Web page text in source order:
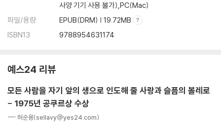
사양 기기 사용 불가),PC(Mac)
파일/용량
EPUB(DRM) | 19.72MB
ISBN13
9788954631174
예스24 리뷰
모든 사람을 자기 앞의 생으로 인도해 줄 사랑과 슬픔의 볼레로
- 1975년 공쿠르상 수상
--- 허순용(sellavy@yes24.com)